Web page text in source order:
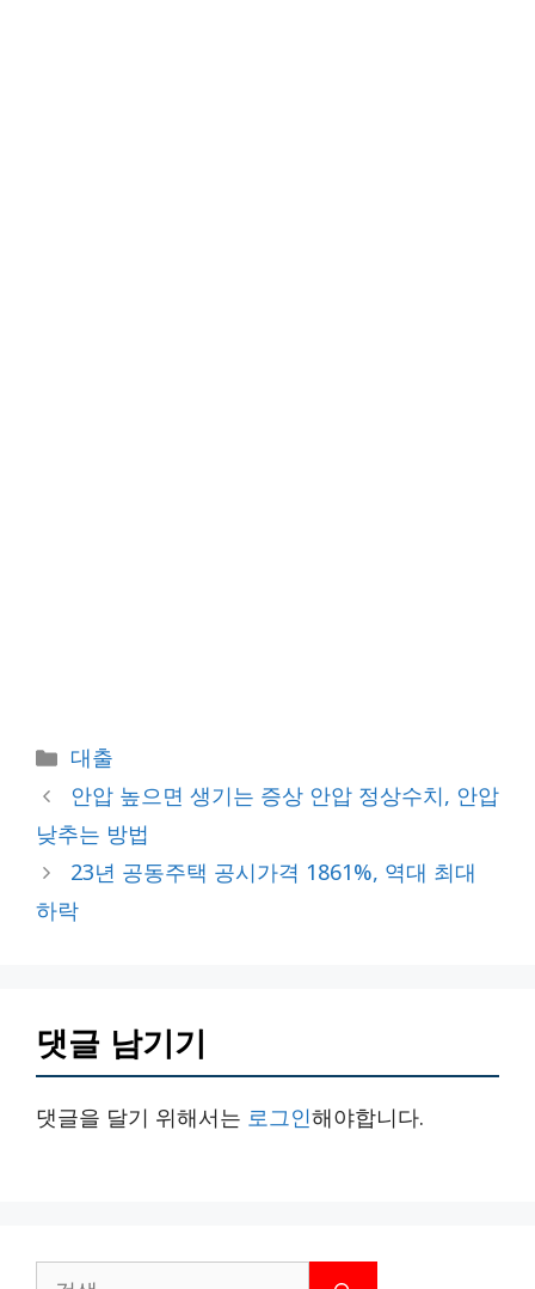
카
테
고
리
대출
안압 높으면 생기는 증상 안압 정상수치, 안압
낮추는 방법
23년 공동주택 공시가격 1861%, 역대 최대
하락
댓글 남기기
댓글을 달기 위해서는 로그인해야합니다.